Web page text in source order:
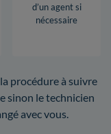
d’un agent si
nécessaire
procédure à suivre
sinon le technicien
avec vous.